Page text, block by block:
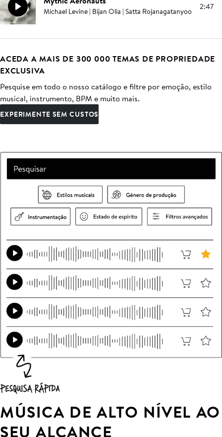
Michael Levine | Bijan Olia | Satta Rojanagatanyoo 2:47
ACEDA A MAIS DE 300 000 TEMAS DE PROPRIEDADE
EXCLUSIVA
Pesquise em todo o nosso catálogo e filtre por emoção, estilo
musical, instrumento, BPM e muito mais.
EXPERIMENTE SEM CUSTOS
MÚSICA DE ALTO NÍVEL AO
SEU ALCANCE